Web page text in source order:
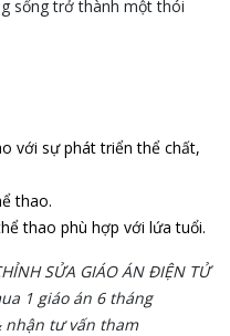
sống trở thành một thói
với sự phát triển thể chất,
thao.
thao phù hợp với lứa tuổi.
SỬA GIÁO ÁN ĐIỆN TỬ
1 giáo án 6 tháng
nhận tư vấn tham